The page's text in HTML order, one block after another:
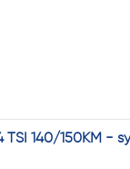
140/150KM -